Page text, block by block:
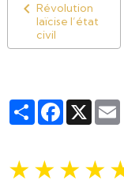
Révolution
laïcise l’état
civil
PartagerFacebook
X
★★★★